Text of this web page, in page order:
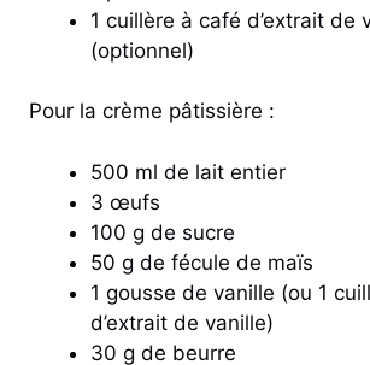
1 cuillère à café d’extrait de
(optionnel)
Pour la crème pâtissière :
500 ml de lait entier
3 œufs
100 g de sucre
50 g de fécule de maïs
1 gousse de vanille (ou 1
d’extrait de vanille)
30 g de beurre